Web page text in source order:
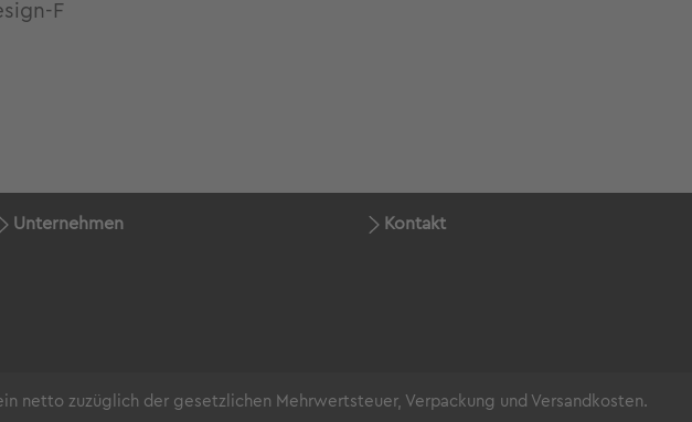
F
Unternehmen Kontakt
netto zuzüglich der gesetzlichen Mehrwertsteuer, Verpackung und Versandkosten.